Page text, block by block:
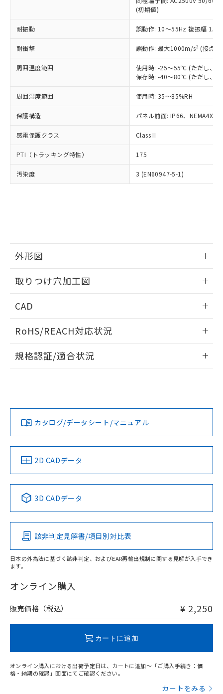
(初期値)
耐振動 誤動作: 10～55Hz 複振幅
耐衝撃 誤動作: 最大1000m/s2 (接点
周囲温度範囲
使用時: -25～55℃ (ただし、氷
保存時: -40～80℃ (ただし、氷
周囲湿度範囲 使用時: 35～85%RH
保護構造 パネル前面: IP66、NEMA4X,
感電保護クラス Class II
PTI（トラッキング特性） 175
汚染度 3 (EN60947-5-1)
外形図
取りつけ穴加工図
CAD
ドすることができます。
ログイン/会員登録
ダウンロードデータをご利用いただく前に、以下を必ずお読
みください。
ソフトウェアの使用条件
RoHS/REACH対応状況
EU RoHS 注意事項・凡例
対応済み
中国 RoHS 注意事項・凡例
Pb Hg Cd Cr(VI)
O
在庫等で未対応品が混在する可能性があります。
問い合わせください。
規格認証/適合状況
LR型式承認
（イギリス
船舶規格）
DNV型式承認
（ノルウェー
BV型式承認
（フランス
KR型式
（韓国
No No No No
この製品の規格認証/適合状況ページへ
その他の認証はこちらのページからご検索ください
カタログ/データシート/マニュアル
2D CADデータ
3D CADデータ
該非判定見解書/項目別対比表
日本の外為法に基づく該非判定、およびEAR再輸出規制に関する見解が入手でき
ます。
オンライン購入
販売価格（税込） ¥ 2,250
カートに追加
オンライン購入における出荷予定日は、カートに追加～「ご購入手続き：価
格・納期の確認」画面にてご確認ください。
カートをみる
正式な納期状況および標準価格はお客
様のお取引先、またはお客様担当のオ
ムロン制御機器販売店・当社販売員に
オムロン制御機器販売店や当社販売拠
販売ネットワーク
」をご確認
事前の承諾なく第三者に漏洩または開
示しないようお願いします。
マイパーツ機能（部品リスト作成サー
ビス）をご利用いただくには、I-Web
メンバーズにご登録されている必要が
あります。
お客様が当ウェブサイト上で当社にご
登録された部品リストについて、当社
および当社の共同利用者が、当社の製
(PBDE) 1000ppm以下、フタル酸ビス(2-エチルヘキシ
ル) (DEHP)(別名：DOP) 1000ppm以下、フタル酸ブチ
（DBP） 1000ppm以下、フタル酸ジイソブチル
但し、RoHS指令で産業用監視および制御機器に対する
フタル酸エステル類の４物質については閾値を超える意
図的な使用がないことを確認しています。
※2 対応予定月
部品在庫の切り替え状況などにより、予定
月が前後することがあります。
※3 非含有証明書ダウンロード
※本証明書は発行日時点で非含有を証明す
るもので、過去に遡って非含有を証明する
また、RoHS指令のフタル酸エステル類４
物質の対応では、対応完了までの期間は出
荷製品に未対応品が混在することから備考
既に当社にて対応品への在庫切替を完了
していることから、特段のことがない限
り、2022年1月12日より割愛しておりま
ニル類) : 1000ppm、 PBDEs(ポリ臭化ジフェニルエーテ
イソブチル) : 1000ppm、 BBP(フタル酸ブチルベンジ
DEHP(フタル酸ビス(2-エチルヘキシル)) : 1000ppm
「ｅ」：有害物質（10物質）のすべてが基
準値以下であることを示します。
「10」：通常の使用状況下において有害物
質が外部に漏えいし、環境に深刻な影響を
及ぼさない年数を意味します。
い合わせください。
当社は規制貨物を破棄する場合は、完
全に破砕するなど、違法に輸出されな
いよう必要な手段を講じます。
当社は貴社製品を、核兵器、ミサイ
ル、化学兵器、生物兵器またはその他
武器並びにこれらの製造装置等に一切
当社は、貴社製品を第三者に販売する
場合は、上記1、2および3の内容を当
該第三者に通知します。また当社は、
販売先および販売に係わる関係者が違
り引きをいたしません。
一定数以上の在庫あり
一定数には満たないが在庫あり
在庫なし(最新の在庫状況につ
いては、お客様のお取引先、ま
たはお客様担当のオムロン制御
機器販売店・当社販売員にご確
白
受注生産機種、また在庫状況の
情報を公開していない機種